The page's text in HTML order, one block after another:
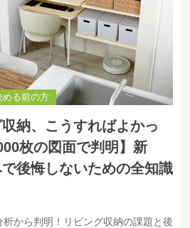
める前の方
収納、こうすればよかっ
枚の図面で判明】新
後悔しないための全知識
析から判明！リビング収納の課題と後